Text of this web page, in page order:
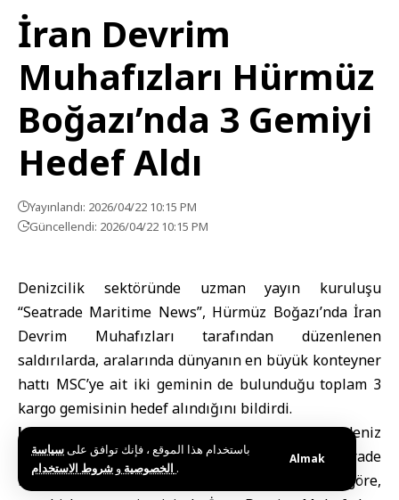
باستخدام هذا الموقع ، فإنك توافق علىسياسة
الخصوصية و .
Almak
İran Devrim
Muhafızları Hürmüz
Boğazı’nda 3 Gemiyi
Hedef Aldı
Yayınlandı: 2026/04/22 10:15 PM
Güncellendi: 2026/04/22 10:15 PM
Denizcilik sektöründe uzman yayın kuruluşu
“Seatrade Maritime News”, Hürmüz Boğazı’nda İran
Devrim Muhafızları tarafından düzenlenen
saldırılarda, aralarında dünyanın en büyük konteyner
hattı MSC’ye ait iki geminin de bulunduğu toplam 3
kargo gemisinin hedef alındığını bildirdi.
Londra (SANA) –Hürmüz Boğazı ve çevresinde deniz
trafiğine yönelik müdahaleler tırmanıyor. “Seatrade
Maritime News” tarafından yayımlanan habere göre,